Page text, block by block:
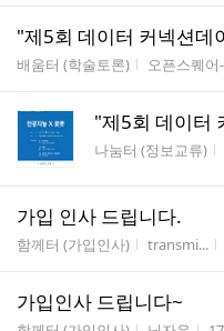
"제5회 데이터 커넥션데
게시판명
배움터 (학술토론) 작성자
오픈스퀘어
"제5회 데이터
게시판명
나눔터 (정보교류)
가입 인사 드립니다.
게시판명
함께터 (가입인사) 작성자
transmi...
가입인사 드립니다~